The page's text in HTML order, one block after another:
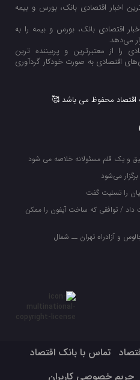
اخبار اقتصادی بانک، بورس و بیمه
اقتصادی بانک، بورس و بیمه را به
می‌‌دهد.
را از معتبرترین و پربیننده ترین
اقتصادی به صورت خودکار گردآوری
محفوظ می باشد 🥰
و یک قلم مسئولانه خلاصه می شود
می‌شود
را تسلیت گفت
داد / توافقی که ساخت آیفون را ممکن
و آزادراه تهران ــ شمال
تماس با بانک اقتصاد
حریم خصوصی کاربران